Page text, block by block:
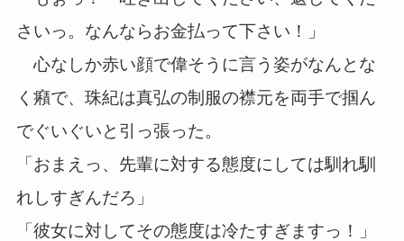
さいっ。なんならお金払って下さい！」
心なしか赤い顔で偉そうに言う姿がなんとな
く癪で、珠紀は真弘の制服の襟元を両手で掴ん
でぐいぐいと引っ張った。
「おまえっ、先輩に対する態度にしては馴れ馴
れしすぎんだろ」
「彼女に対してその態度は冷たすぎますっ！」